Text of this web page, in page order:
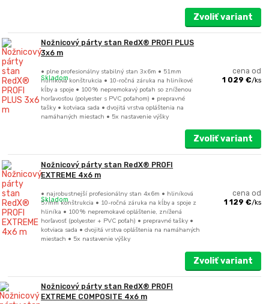
Zvoliť variant
Nožnicový párty stan RedX® PROFI PLUS
3x6 m
• plne profesionálny stabilný stan 3x6m • 51mm
hliníková konštrukcia • 10-ročná záruka na hliníkové
kĺby a spoje • 100% nepremokavý poťah so zníženou
horľavosťou (polyester s PVC poťahom) • prepravné
tašky • kotviaca sada • dvojitá vrstva opláštenia na
namáhaných miestach • 5x nastavenie výšky
cena od
1 029 €/ks
Skladom
Zvoliť variant
Nožnicový párty stan RedX® PROFI
EXTREME 4x6 m
• najrobustnejší profesionálny stan 4x6m • hliníková
57mm konštrukcia • 10-ročná záruka na kĺby a spoje z
hliníka • 100% nepremokavé opláštenie, znížená
horľavosť (polyester + PVC poťah) • prepravné tašky •
kotviaca sada • dvojitá vrstva opláštenia na namáhaných
miestach • 5x nastavenie výšky
cena od
1 129 €/ks
Skladom
Zvoliť variant
Nožnicový párty stan RedX® PROFI
EXTREME COMPOSITE 4x6 m